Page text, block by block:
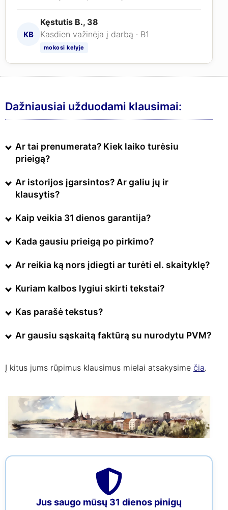
KB
Kęstutis B., 38
Kasdien važinėja į darbą · B1
mokosi kelyje
Dažniausiai užduodami klausimai:
Ar tai prenumerata? Kiek laiko turėsiu
prieigą?
Ar istorijos įgarsintos? Ar galiu jų ir
klausytis?
Kaip veikia 31 dienos garantija?
Kada gausiu prieigą po pirkimo?
Ar reikia ką nors įdiegti ar turėti el. skaityklę?
Kuriam kalbos lygiui skirti tekstai?
Kas parašė tekstus?
Ar gausiu sąskaitą faktūrą su nurodytu PVM?
Į kitus jums rūpimus klausimus mielai atsakysime čia.
Jus saugo mūsų 31 dienos pinigų